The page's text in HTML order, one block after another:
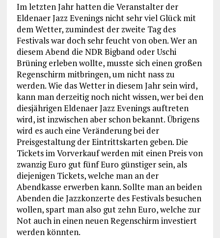
Im letzten Jahr hatten die Veranstalter der
Eldenaer Jazz Evenings nicht sehr viel Glück mit
dem Wetter, zumindest der zweite Tag des
Festivals war doch sehr feucht von oben. Wer an
diesem Abend die NDR Bigband oder Uschi
Brüning erleben wollte, musste sich einen großen
Regenschirm mitbringen, um nicht nass zu
werden. Wie das Wetter in diesem Jahr sein wird,
kann man derzeitig noch nicht wissen, wer bei den
diesjährigen Eldenaer Jazz Evenings auftreten
wird, ist inzwischen aber schon bekannt. Übrigens
wird es auch eine Veränderung bei der
Preisgestaltung der Eintrittskarten geben. Die
Tickets im Vorverkauf werden mit einen Preis von
zwanzig Euro gut fünf Euro günstiger sein, als
diejenigen Tickets, welche man an der
Abendkasse erwerben kann. Sollte man an beiden
Abenden die Jazzkonzerte des Festivals besuchen
wollen, spart man also gut zehn Euro, welche zur
Not auch in einen neuen Regenschirm investiert
werden könnten.